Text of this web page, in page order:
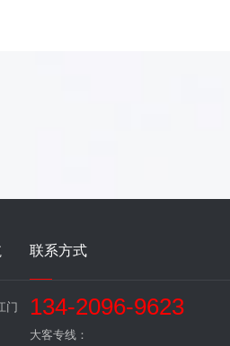
门
联系方式
134-2096-9623
大客专线：